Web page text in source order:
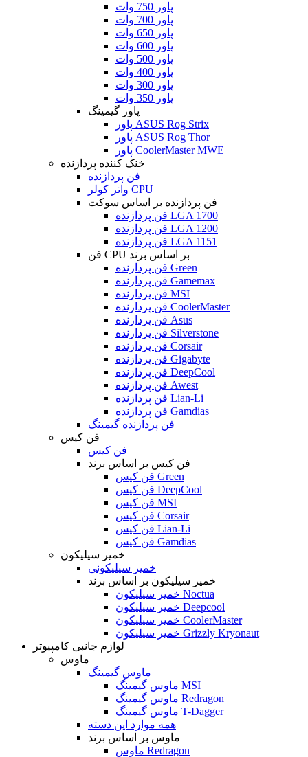
پاور 750 وات
پاور 700 وات
پاور 650 وات
پاور 600 وات
پاور 500 وات
پاور 400 وات
پاور 300 وات
پاور 350 وات
پاور گیمینگ
پاور ASUS Rog Strix
پاور ASUS Rog Thor
پاور CoolerMaster MWE
خنک کننده پردازنده
فن پردازنده
واتر کولر CPU
فن پردازنده بر اساس سوکت
فن پردازنده LGA 1700
فن پردازنده LGA 1200
فن پردازنده LGA 1151
فن CPU بر اساس برند
فن پردازنده Green
فن پردازنده Gamemax
فن پردازنده MSI
فن پردازنده CoolerMaster
فن پردازنده Asus
فن پردازنده Silverstone
فن پردازنده Corsair
فن پردازنده Gigabyte
فن پردازنده DeepCool
فن پردازنده Awest
فن پردازنده Lian-Li
فن پردازنده Gamdias
فن پردازنده گیمینگ
فن کیس
فن کیس
فن کیس بر اساس برند
فن کیس Green
فن کیس DeepCool
فن کیس MSI
فن کیس Corsair
فن کیس Lian-Li
فن کیس Gamdias
خمیر سیلیکون
خمیر سیلیکونی
خمیر سیلیکون بر اساس برند
خمیر سیلیکون Noctua
خمیر سیلیکون Deepcool
خمیر سیلیکون CoolerMaster
خمیر سیلیکون Grizzly Kryonaut
لوازم جانبی کامپیوتر
ماوس
ماوس گیمینگ
ماوس گیمینگ MSI
ماوس گیمینگ Redragon
ماوس گیمینگ T-Dagger
همه موارد این دسته
ماوس بر اساس برند
ماوس Redragon